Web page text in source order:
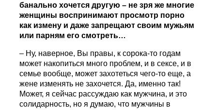
банально хочется другую – не зря же многие
женщины воспринимают просмотр порно
как измену и даже запрещают своим мужьям
или парням его смотреть…
– Ну, наверное, Вы правы, к сорока-то годам
может накопиться много проблем, и в сексе, и в
семье вообще, может захотеться чего-то еще, а
жене изменять не захочется. Да, именно так!
Может, я сейчас рассуждаю как мужчина, и это
солидарность, но я думаю, что мужчины в